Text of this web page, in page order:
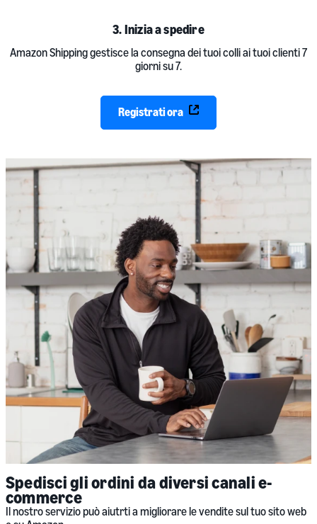
3.Inizia a spedire
Amazon Shipping gestisce la consegna dei tuoi colli ai tuoi clienti 7
giorni su 7.
Registrati ora
Spedisci gli ordini da diversi canali e-
commerce
Il nostro servizio può aiutrti a migliorare le vendite sul tuo sito web